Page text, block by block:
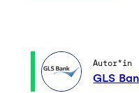
Autor*in
GLS